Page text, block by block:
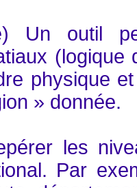
Un outil
(logique
physique
» donnée.
les
Par